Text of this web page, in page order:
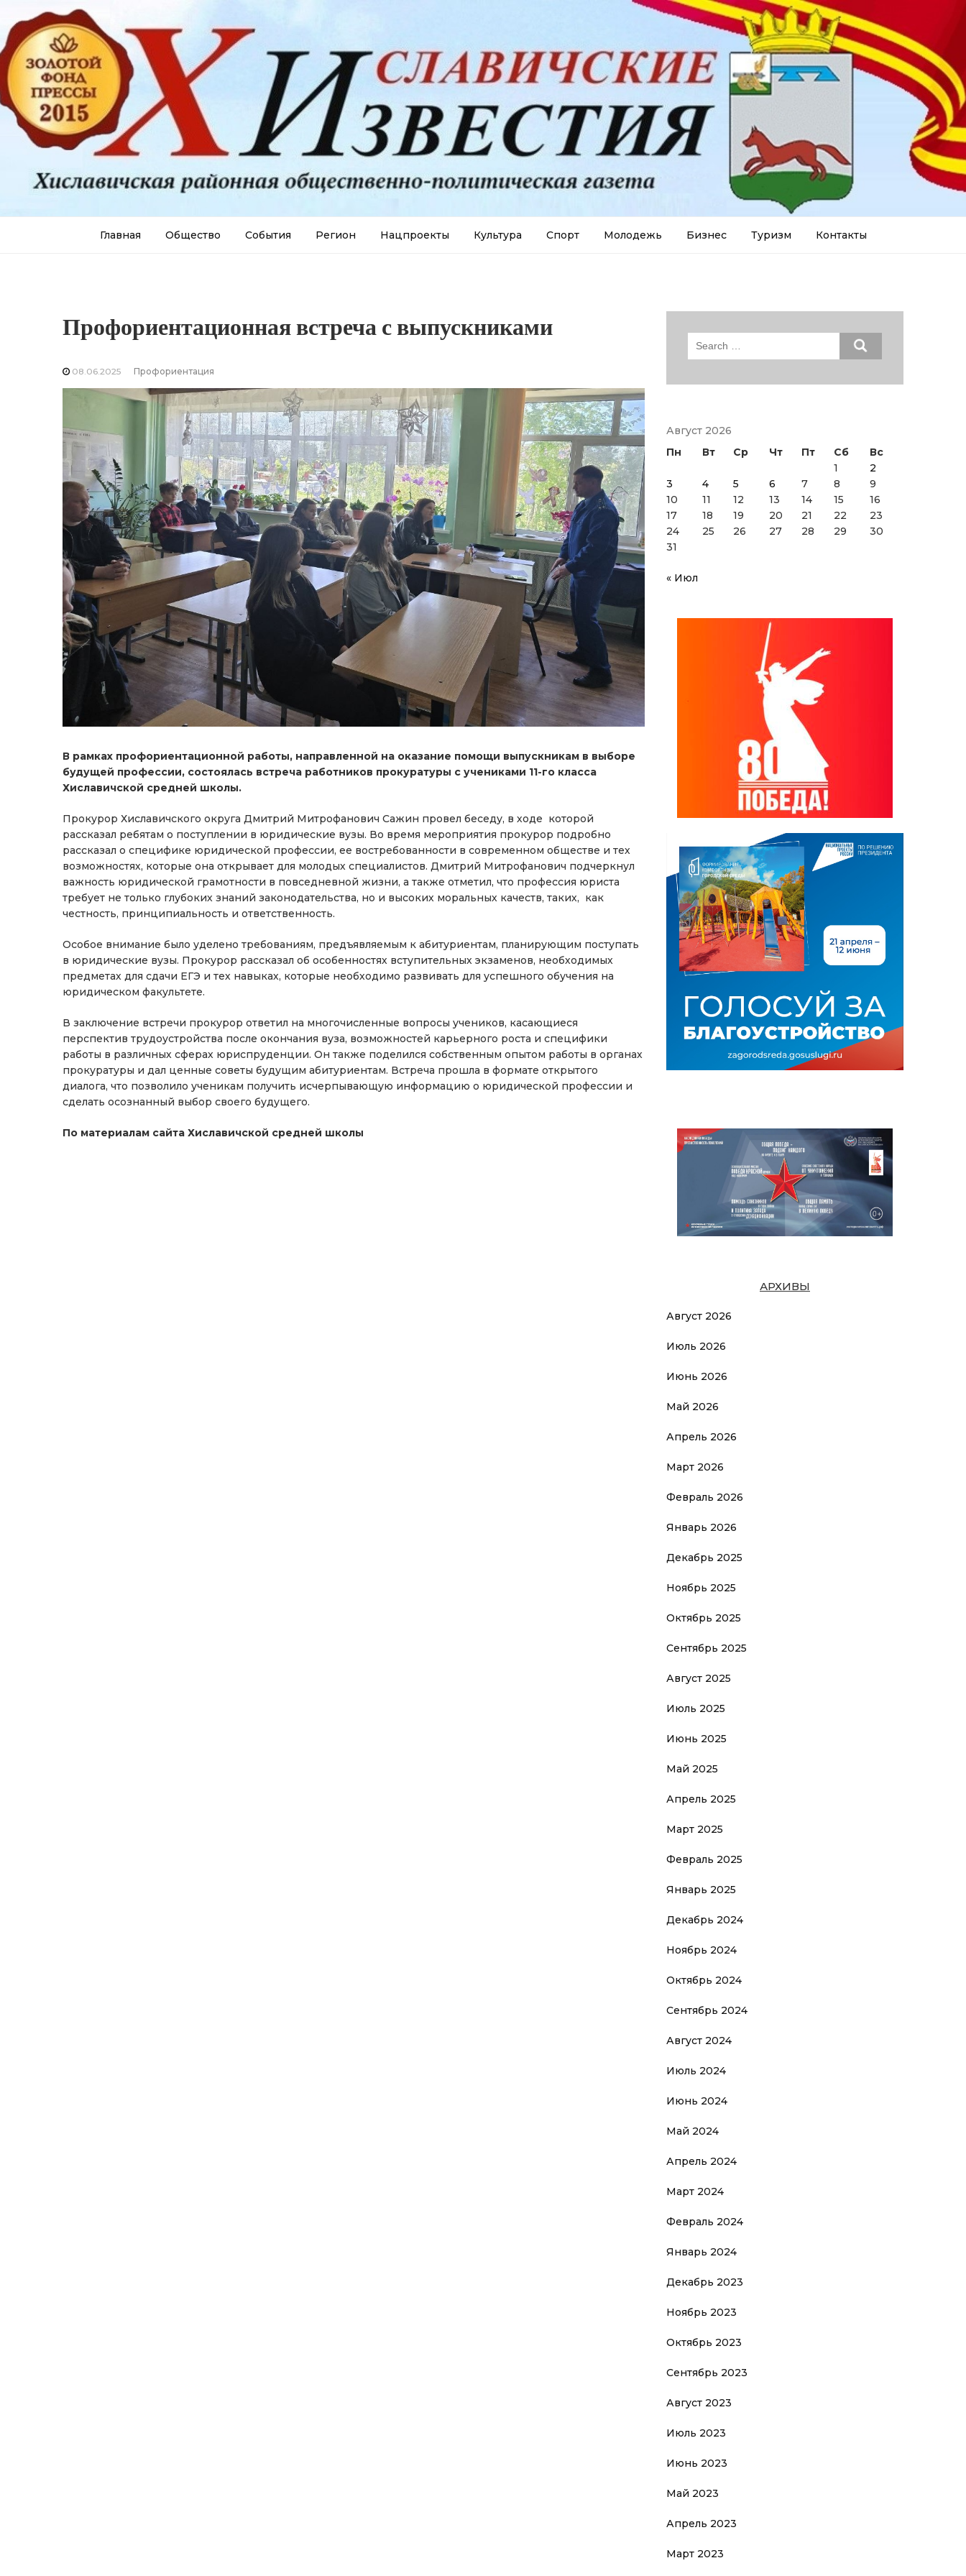
Главная Общество События Регион Нацпроекты Культура Спорт Молодежь Бизнес Туризм Контакты
Профориентационная встреча с выпускниками
08.06.2025 Профориентация
В рамках профориентационной работы, направленной на оказание помощи выпускникам в выборе
будущей профессии, состоялась встреча работников прокуратуры с учениками 11-го класса
Хиславичской средней школы.
Прокурор Хиславичского округа Дмитрий Митрофанович Сажин провел беседу, в ходе которой
рассказал ребятам о поступлении в юридические вузы. Во время мероприятия прокурор подробно
рассказал о специфике юридической профессии, ее востребованности в современном обществе и тех
возможностях, которые она открывает для молодых специалистов. Дмитрий Митрофанович подчеркнул
важность юридической грамотности в повседневной жизни, а также отметил, что профессия юриста
требует не только глубоких знаний законодательства, но и высоких моральных качеств, таких, как
честность, принципиальность и ответственность.
Особое внимание было уделено требованиям, предъявляемым к абитуриентам, планирующим поступать
в юридические вузы. Прокурор рассказал об особенностях вступительных экзаменов, необходимых
предметах для сдачи ЕГЭ и тех навыках, которые необходимо развивать для успешного обучения на
юридическом факультете.
В заключение встречи прокурор ответил на многочисленные вопросы учеников, касающиеся
перспектив трудоустройства после окончания вуза, возможностей карьерного роста и специфики
работы в различных сферах юриспруденции. Он также поделился собственным опытом работы в органах
прокуратуры и дал ценные советы будущим абитуриентам. Встреча прошла в формате открытого
диалога, что позволило ученикам получить исчерпывающую информацию о юридической профессии и
сделать осознанный выбор своего будущего.
По материалам сайта Хиславичской средней школы
Search
Август 2026
Пн
Вт Ср Чт Пт Сб
Вс
1
2
3
4 5 6 7 8
9
10
11 12 13 14 15
16
17
18 19 20 21 22
23
24
25 26 27 28 29
30
31
« Июл
АРХИВЫ
Август 2026
Июль 2026
Июнь 2026
Май 2026
Апрель 2026
Март 2026
Февраль 2026
Январь 2026
Декабрь 2025
Ноябрь 2025
Октябрь 2025
Сентябрь 2025
Август 2025
Июль 2025
Июнь 2025
Май 2025
Апрель 2025
Март 2025
Февраль 2025
Январь 2025
Декабрь 2024
Ноябрь 2024
Октябрь 2024
Сентябрь 2024
Август 2024
Июль 2024
Июнь 2024
Май 2024
Апрель 2024
Март 2024
Февраль 2024
Январь 2024
Декабрь 2023
Ноябрь 2023
Октябрь 2023
Сентябрь 2023
Август 2023
Июль 2023
Июнь 2023
Май 2023
Апрель 2023
Март 2023